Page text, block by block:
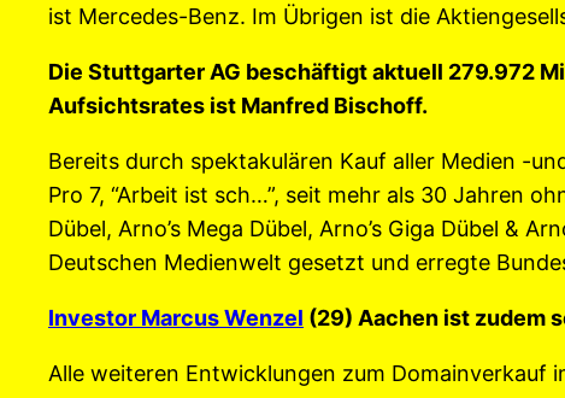
ist Mercedes-Benz. Im Übrigen ist die
Die Stuttgarter AG beschäftigt aktuell 279.972
Aufsichtsrates ist Manfred Bischoff.
Bereits durch spektakulären Kauf aller Medien -
Pro 7, “Arbeit ist sch…”, seit mehr als 30 Jahren
Dübel, Arno’s Mega Dübel, Arno’s Giga Dübel &
Deutschen Medienwelt gesetzt und erregte
Investor Marcus Wenzel (29) Aachen ist zudem
Alle weiteren Entwicklungen zum Domainverkauf